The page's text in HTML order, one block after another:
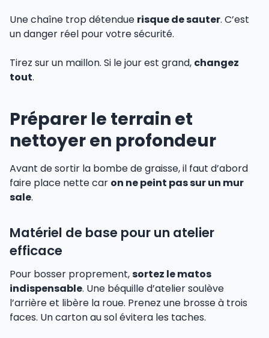
Une chaîne trop détendue risque de sauter. C’est
un danger réel pour votre sécurité.
Tirez sur un maillon. Si le jour est grand, changez
tout.
Préparer le terrain et
nettoyer en profondeur
Avant de sortir la bombe de graisse, il faut d’abord
faire place nette car on ne peint pas sur un mur
sale.
Matériel de base pour un atelier
efficace
Pour bosser proprement,sortez le matos
indispensable. Une béquille d’atelier soulève
l’arrière et libère la roue. Prenez une brosse à trois
faces. Un carton au sol évitera les taches.